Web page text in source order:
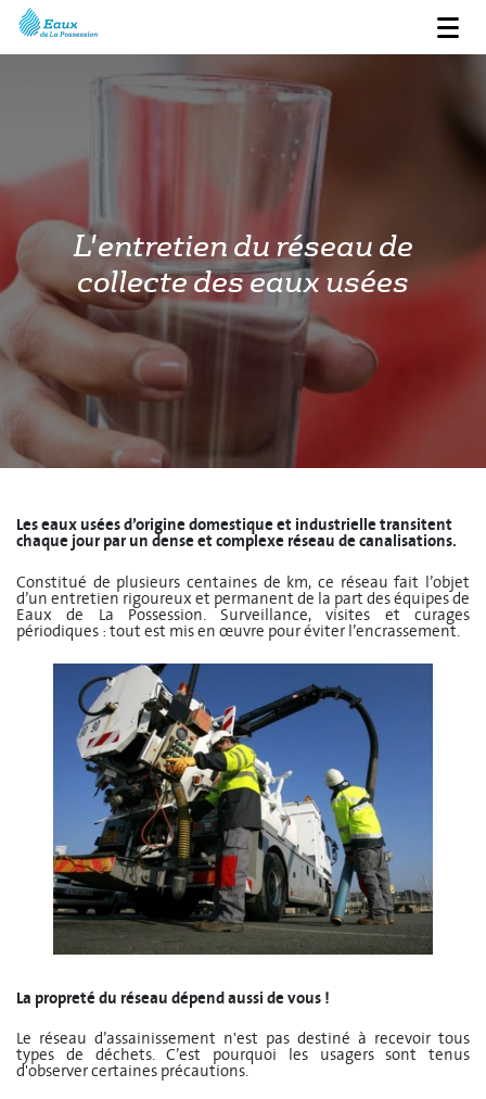
L'entretien du réseau de
collecte des eaux usées
Les eaux usées d’origine domestique et industrielle transitent
chaque jour par un dense et complexe réseau de canalisations.
Constitué de plusieurs centaines de km, ce réseau fait l’objet
d’un entretien rigoureux et permanent de la part des équipes de
Eaux de La Possession. Surveillance, visites et curages
périodiques : tout est mis en œuvre pour éviter l’encrassement.
La propreté du réseau dépend aussi de vous !
Le réseau d’assainissement n'est pas destiné à recevoir tous
types de déchets. C’est pourquoi les usagers sont tenus
d'observer certaines précautions.